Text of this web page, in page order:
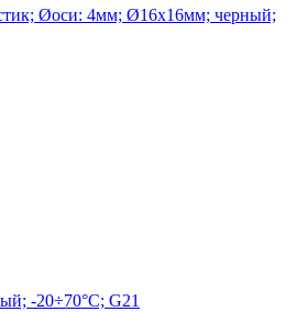
Øоси: 4мм; Ø16x16мм; черный;
-20÷70°C; G21